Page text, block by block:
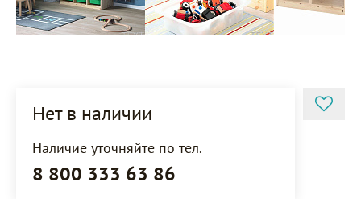
Нет в наличии
Наличие уточняйте по тел.
8 800 333 63 86